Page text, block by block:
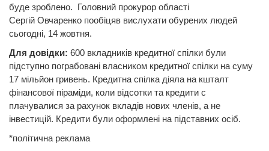
буде зроблено. Головний прокурор області
Сергій Овчаренко пообіцяв вислухати обурених людей
cьогодні, 14 жовтня.
Для довідки: 600 вкладників кредитної спілки були
підступно пограбовані власником кредитної спілки на суму
17 мільйон гривень. Кредитна спілка діяла на кшталт
фінансової піраміди, коли відсотки та кредити с
плачувалися за рахунок вкладів нових членів, а не
інвестицій. Кредити були оформлені на підставних осіб.
*політична реклама